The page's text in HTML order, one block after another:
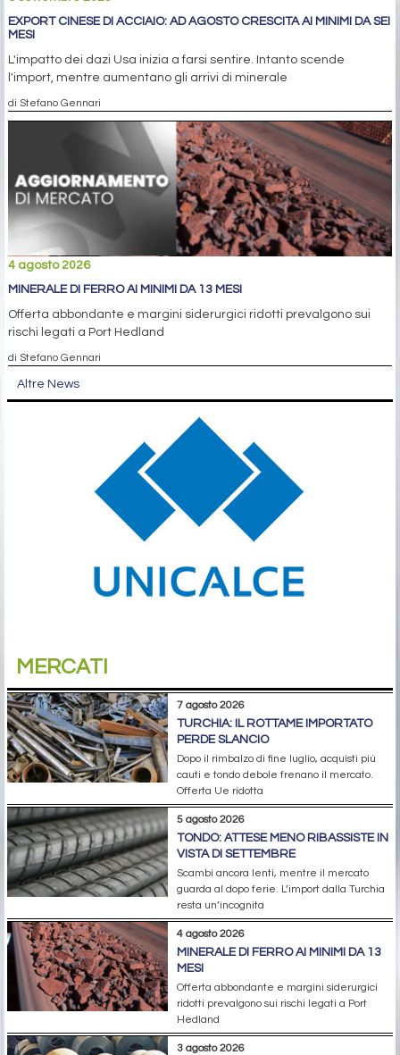
EXPORT CINESE DI ACCIAIO: AD AGOSTO CRESCITA AI MINIMI DA SEI
MESI
L'impatto dei dazi Usa inizia a farsi sentire. Intanto scende
l'import, mentre aumentano gli arrivi di minerale
di Stefano Gennari
4 agosto 2026
MINERALE DI FERRO AI MINIMI DA 13 MESI
Offerta abbondante e margini siderurgici ridotti prevalgono sui
rischi legati a Port Hedland
di Stefano Gennari
Altre News
MERCATI
7 agosto 2026
TURCHIA: IL ROTTAME IMPORTATO
PERDE SLANCIO
Dopo il rimbalzo di fine luglio, acquisti più
cauti e tondo debole frenano il mercato.
Offerta Ue ridotta
5 agosto 2026
TONDO: ATTESE MENO RIBASSISTE IN
VISTA DI SETTEMBRE
Scambi ancora lenti, mentre il mercato
guarda al dopo ferie. L’import dalla Turchia
resta un’incognita
4 agosto 2026
MINERALE DI FERRO AI MINIMI DA 13
MESI
Offerta abbondante e margini siderurgici
ridotti prevalgono sui rischi legati a Port
Hedland
3 agosto 2026